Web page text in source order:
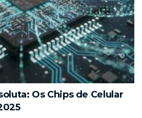
Os Chips de Celular